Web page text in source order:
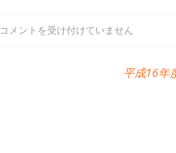
コメントを受け付けていません
平成16年